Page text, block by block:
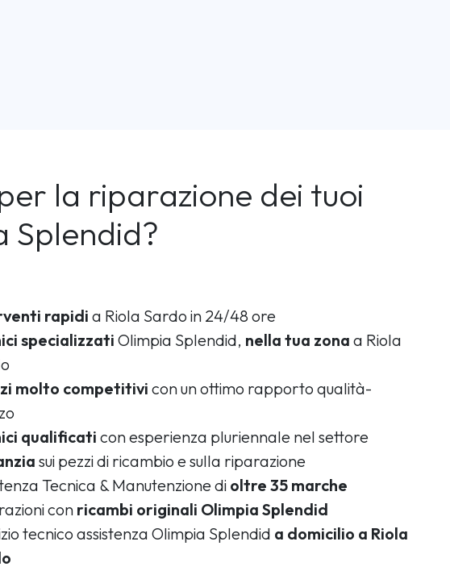
la riparazione dei tuoi
Splendid?
rapidia Riola Sardo in 24/48 ore
specializzati Olimpia Splendid, nella tua zona a Riola
molto competitivi con un ottimo rapporto qualità-
qualificati con esperienza pluriennale nel settore
sui pezzi di ricambio e sulla riparazione
Tecnica & Manutenzione dioltre 35 marche
conricambi originali Olimpia Splendid
tecnico assistenza Olimpia Splendid a domicilio a Riola